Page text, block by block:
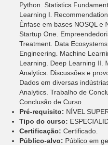
Python. Statistics
Learning I.
Ênfase em bases NOSQL e
Startup One.
Treatment. Data
Engineering. Machine
Learning. Deep Learning II.
Analytics. Discussões e
Dados em diversas
Analytics. Trabalho de
Conclusão de Curso..
Pré-requisito: NÍVEL
Tipo do curso:
Certificação: Certificado.
Público-alvo: Público em